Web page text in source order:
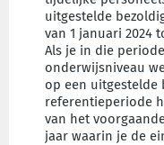
uitgestelde
van 1 januari 2024
Als je in die
onderwijsniveau
op een uitgestelde
referentieperiode
van het
jaar waarin je de